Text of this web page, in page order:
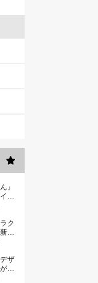
』
ン
ル
ク
作
ザ
新